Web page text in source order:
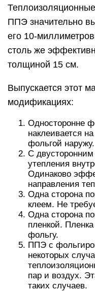
ППЭ значительно
его 10-
столь же
толщиной 15 см.
Выпускается этот
модификациях:
Односторонне
наклеивается
фольгой наружу.
С
утепления
Одинаково
направления
Одна сторона
клеем. Не
Одна сторона
пленкой.
фольгу.
ППЭ с
некоторых
пар и воздух.
таких случаев.